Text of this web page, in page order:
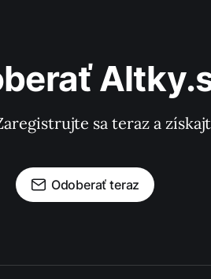
sa teraz a
Odoberať teraz